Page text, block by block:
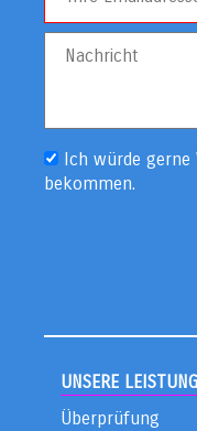
Ich würde gerne
bekommen.
UNSERE
Überprüfung